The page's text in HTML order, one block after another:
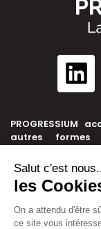
PROGRESSIUM
autres formes
développement,
NOUS
+33 6 99 39 91 46